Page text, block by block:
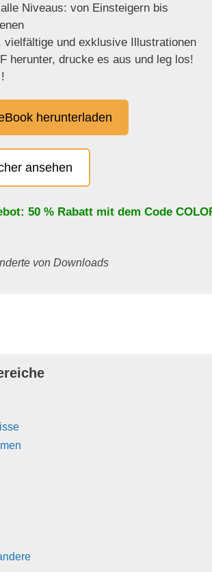
Niveaus: von Einsteigern bis
vielfältige und exklusive Illustrationen
herunter, drucke es aus und leg los!
herunterladen
ansehen
50 % Rabatt mit dem Code
von Downloads